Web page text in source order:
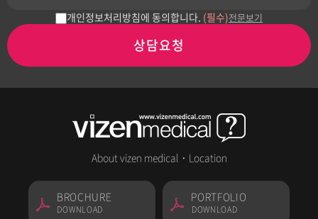
개인정보처리방침에 동의합니다. (필수)전문보기
상담요청
About vizen medical · Location
BROCHURE
DOWNLOAD
PORTFOLIO
DOWNLOAD